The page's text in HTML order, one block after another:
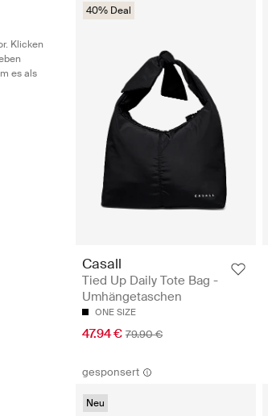
Klicken
es als
40% Deal
Casall
Tied Up Daily Tote Bag -
Umhängetaschen
ONE SIZE
47.94 € 79.90 €
gesponsert
Neu